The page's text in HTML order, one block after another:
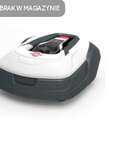
BRAK W MAGAZYNIE